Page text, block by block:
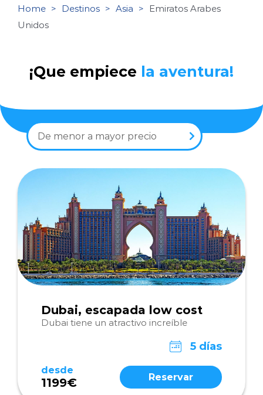
Home Destinos Asia
Emiratos Arabes
Unidos
¡Que empiece la aventura!
De menor a mayor precio
Dubai, escapada low cost
Dubai tiene un atractivo increíble
5 días
desde
1199€ Reservar